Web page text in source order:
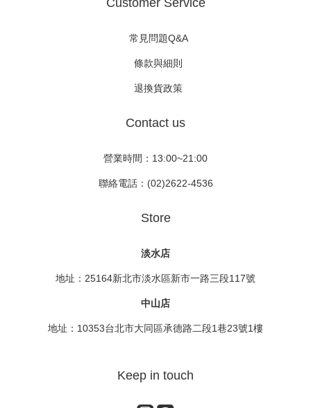
Customer Service
常見問題Q&A
條款與細則
退換貨政策
Contact us
營業時間：13:00~21:00
聯絡電話：(02)2622-4536
Store
淡水店
地址：25164新北市淡水區新市一路三段117號
中山店
地址：10353台北市大同區承德路二段1巷23號1樓
Keep in touch